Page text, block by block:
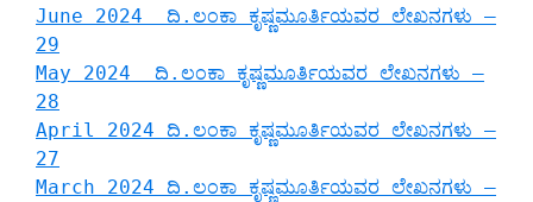
June 2024 ದಿ.ಲಂಕಾ ಕೃಷ್ಣಮೂರ್ತಿಯವರ ಲೇಖನಗಳು –
29
May 2024 ದಿ.ಲಂಕಾ ಕೃಷ್ಣಮೂರ್ತಿಯವರ ಲೇಖನಗಳು –
28
April 2024 ದಿ.ಲಂಕಾ ಕೃಷ್ಣಮೂರ್ತಿಯವರ ಲೇಖನಗಳು –
27
March 2024 ದಿ.ಲಂಕಾ ಕೃಷ್ಣಮೂರ್ತಿಯವರ ಲೇಖನಗಳು –